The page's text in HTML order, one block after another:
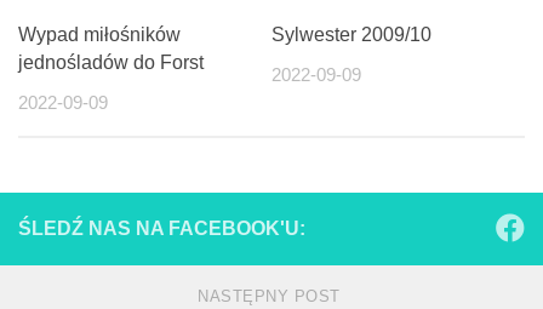
Wypad miłośników
jednośladów do Forst
2022-09-09
Sylwester 2009/10
2022-09-09
ŚLEDŹ NAS NA FACEBOOK'U:
NASTĘPNY POST